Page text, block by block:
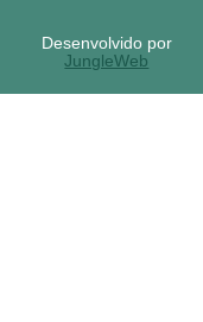
Desenvolvido por
JungleWeb